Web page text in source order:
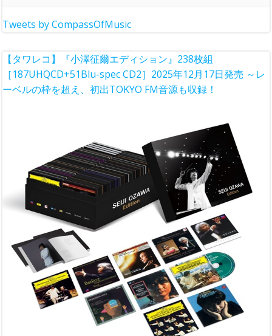
Tweets by CompassOfMusic
【タワレコ】『小澤征爾エディション』238枚組
［187UHQCD+51Blu-spec CD2］2025年12月17日発売 ～レ
ーベルの枠を超え、初出TOKYO FM音源も収録！